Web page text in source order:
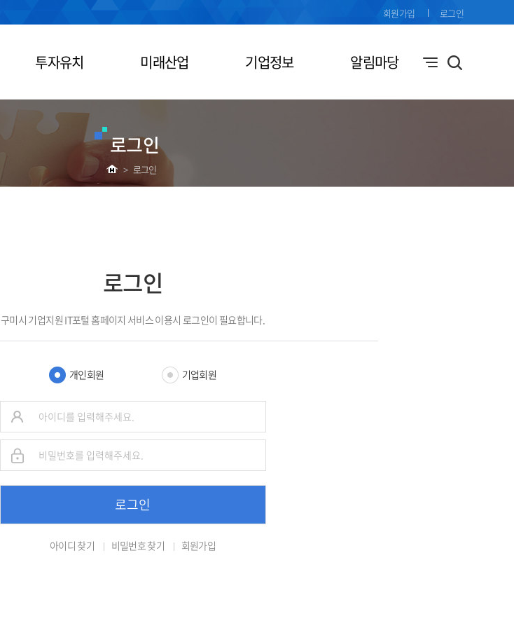
투자유치 미래산업 기업정보 알림마당
회원가입 로그인
로그인
> 로그인
로그인
구미시 기업지원 IT포털 홈페이지 서비스 이용시 로그인이 필요합니다.
개인회원 기업회원
로그인
아이디 찾기 비밀번호 찾기 회원가입